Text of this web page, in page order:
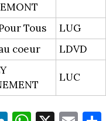
Tous LUG
coeur
LDVD
LUC